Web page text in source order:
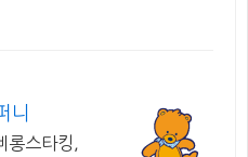
니
스타킹,